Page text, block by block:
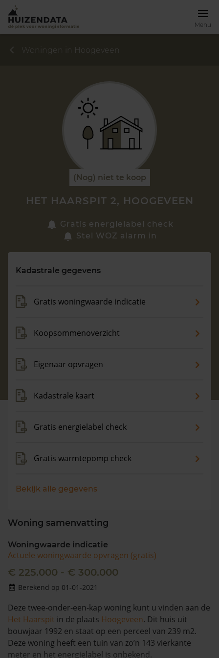
Menu
Zoek een woning
Maandag t/m vrijdag - 08:00 -18:00
Woningen in Hoogeveen
(Nog) niet te koop
HET HAARSPIT 2, HOOGEVEEN
Gratis energielabel check
Stel WOZ alarm in
Kadastrale gegevens
Gratis woningwaarde indicatie
Koopsommenoverzicht
Eigenaar opvragen
Kadastrale kaart
Gratis energielabel check
Gratis warmtepomp check
Bekijk alle gegevens
Woning samenvatting
Woningwaarde indicatie
Actuele woningwaarde opvragen (gratis)
€ 225.000 - € 300.000
Berekend op 01-01-2021
Deze twee-onder-een-kap woning kunt u vinden aan de
Het Haarspit in de plaats Hoogeveen. Dit huis uit
bouwjaar 1992 en staat op een perceel van 239 m2.
Deze woning heeft een tuin van zo’n 143 vierkante
meter en het energielabel is onbekend.